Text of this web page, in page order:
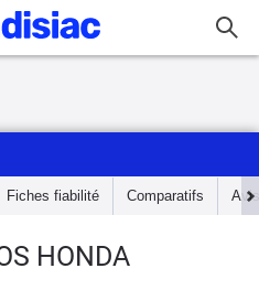
Fiches fiabilité Comparatifs Avis
HONDA